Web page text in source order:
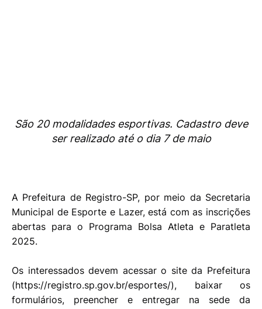
São 20 modalidades esportivas. Cadastro deve
ser realizado até o dia 7 de maio
A Prefeitura de Registro-SP, por meio da Secretaria
Municipal de Esporte e Lazer, está com as inscrições
abertas para o Programa Bolsa Atleta e Paratleta
2025.
Os interessados devem acessar o site da Prefeitura
(https://registro.sp.gov.br/esportes/), baixar os
formulários, preencher e entregar na sede da